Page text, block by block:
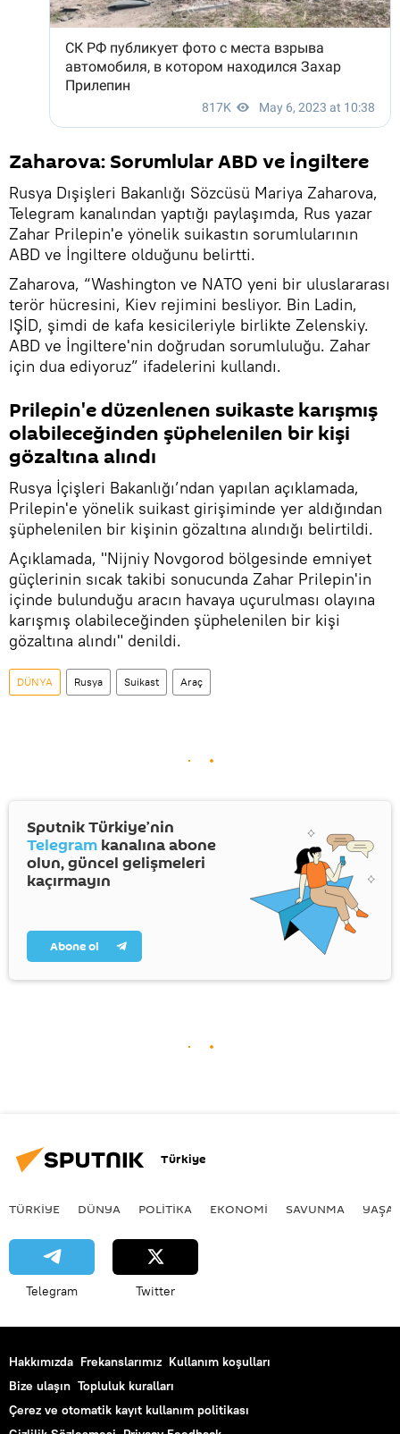
Zaharova: Sorumlular ABD ve İngiltere
Rusya Dışişleri Bakanlığı Sözcüsü Mariya Zaharova,
Telegram kanalından yaptığı paylaşımda, Rus yazar
Zahar Prilepin'e yönelik suikastın sorumlularının
ABD ve İngiltere olduğunu belirtti.
Zaharova, “Washington ve NATO yeni bir uluslararası
terör hücresini, Kiev rejimini besliyor. Bin Ladin,
IŞİD, şimdi de kafa kesicileriyle birlikte Zelenskiy.
ABD ve İngiltere'nin doğrudan sorumluluğu. Zahar
için dua ediyoruz” ifadelerini kullandı.
Prilepin'e düzenlenen suikaste karışmış
olabileceğinden şüphelenilen bir kişi
gözaltına alındı
Rusya İçişleri Bakanlığı’ndan yapılan açıklamada,
Prilepin'e yönelik suikast girişiminde yer aldığından
şüphelenilen bir kişinin gözaltına alındığı belirtildi.
Açıklamada, "Nijniy Novgorod bölgesinde emniyet
güçlerinin sıcak takibi sonucunda Zahar Prilepin'in
içinde bulunduğu aracın havaya uçurulması olayına
karışmış olabileceğinden şüphelenilen bir kişi
gözaltına alındı" denildi.
DÜNYA Rusya Suikast Araç
Sputnik Türkiye’nin
Telegram kanalına abone
olun, güncel gelişmeleri
kaçırmayın
Abone ol
Türkiye
TÜRKIYE DÜNYA POLİTİKA EKONOMİ SAVUNMA
Telegram Twitter
Hakkımızda Frekanslarımız Kullanım koşulları
Bize ulaşın Topluluk kuralları
Çerez ve otomatik kayıt kullanım politikası